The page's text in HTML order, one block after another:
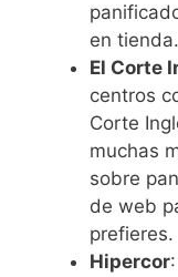
en tienda.
El Corte
centros
Corte
muchas
sobre
de web
prefieres.
Hipercor